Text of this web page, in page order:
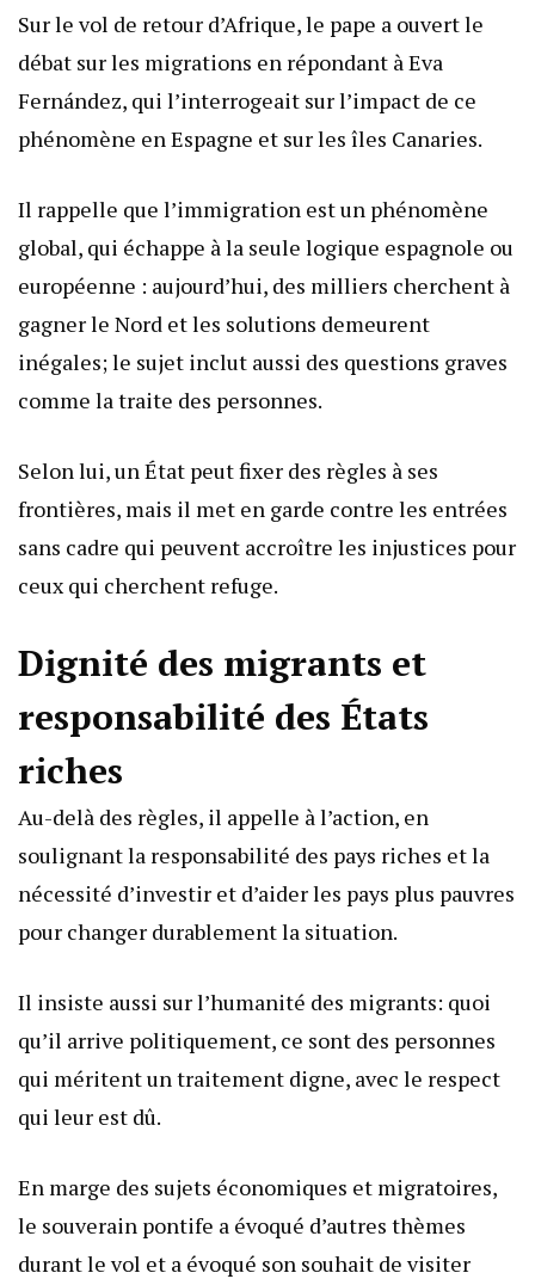
Sur le vol de retour d’Afrique, le pape a ouvert le
débat sur les migrations en répondant à Eva
Fernández, qui l’interrogeait sur l’impact de ce
phénomène en Espagne et sur les îles Canaries.
Il rappelle que l’immigration est un phénomène
global, qui échappe à la seule logique espagnole ou
européenne : aujourd’hui, des milliers cherchent à
gagner le Nord et les solutions demeurent
inégales; le sujet inclut aussi des questions graves
comme la traite des personnes.
Selon lui, un État peut fixer des règles à ses
frontières, mais il met en garde contre les entrées
sans cadre qui peuvent accroître les injustices pour
ceux qui cherchent refuge.
Dignité des migrants et
responsabilité des États
riches
Au-delà des règles, il appelle à l’action, en
soulignant la responsabilité des pays riches et la
nécessité d’investir et d’aider les pays plus pauvres
pour changer durablement la situation.
Il insiste aussi sur l’humanité des migrants: quoi
qu’il arrive politiquement, ce sont des personnes
qui méritent un traitement digne, avec le respect
qui leur est dû.
En marge des sujets économiques et migratoires,
le souverain pontife a évoqué d’autres thèmes
durant le vol et a évoqué son souhait de visiter